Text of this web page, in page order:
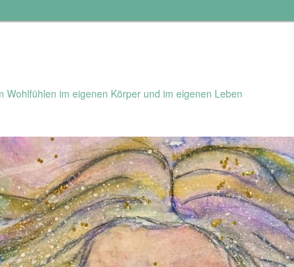
Wohlfühlen im eigenen Körper und im eigenen Leben